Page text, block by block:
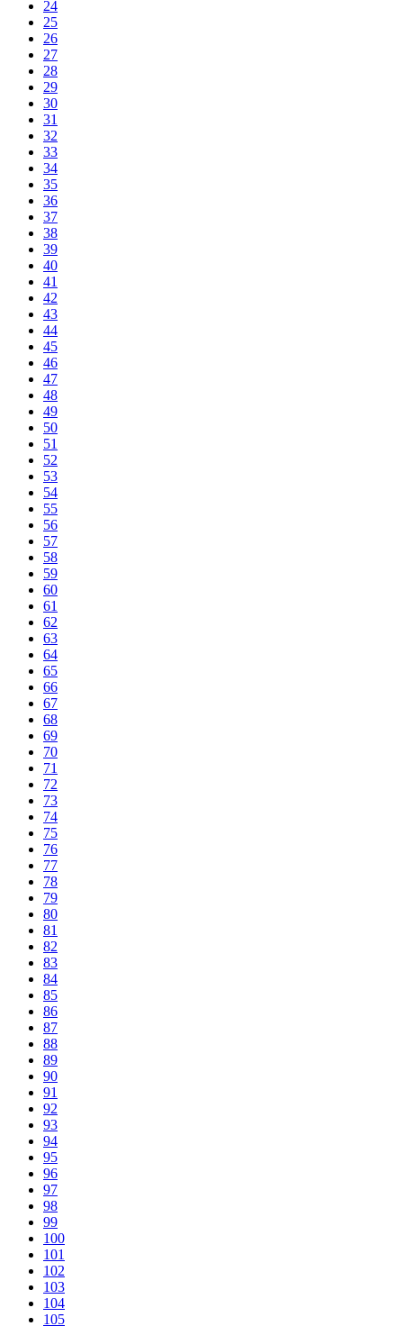
24
25
26
27
28
29
30
31
32
33
34
35
36
37
38
39
40
41
42
43
44
45
46
47
48
49
50
51
52
53
54
55
56
57
58
59
60
61
62
63
64
65
66
67
68
69
70
71
72
73
74
75
76
77
78
79
80
81
82
83
84
85
86
87
88
89
90
91
92
93
94
95
96
97
98
99
100
101
102
103
104
105